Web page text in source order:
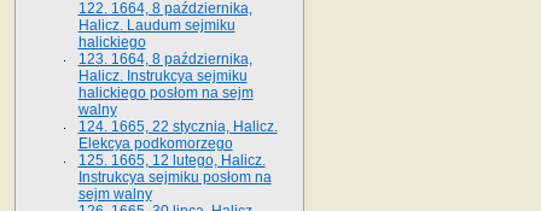
122. 1664, 8 października,
Halicz. Laudum sejmiku
halickiego
123. 1664, 8 października,
Halicz. Instrukcya sejmiku
halickiego posłom na sejm
walny
124. 1665, 22 stycznia, Halicz.
Elekcya podkomorzego
125. 1665, 12 lutego, Halicz.
Instrukcya sejmiku posłom na
sejm walny